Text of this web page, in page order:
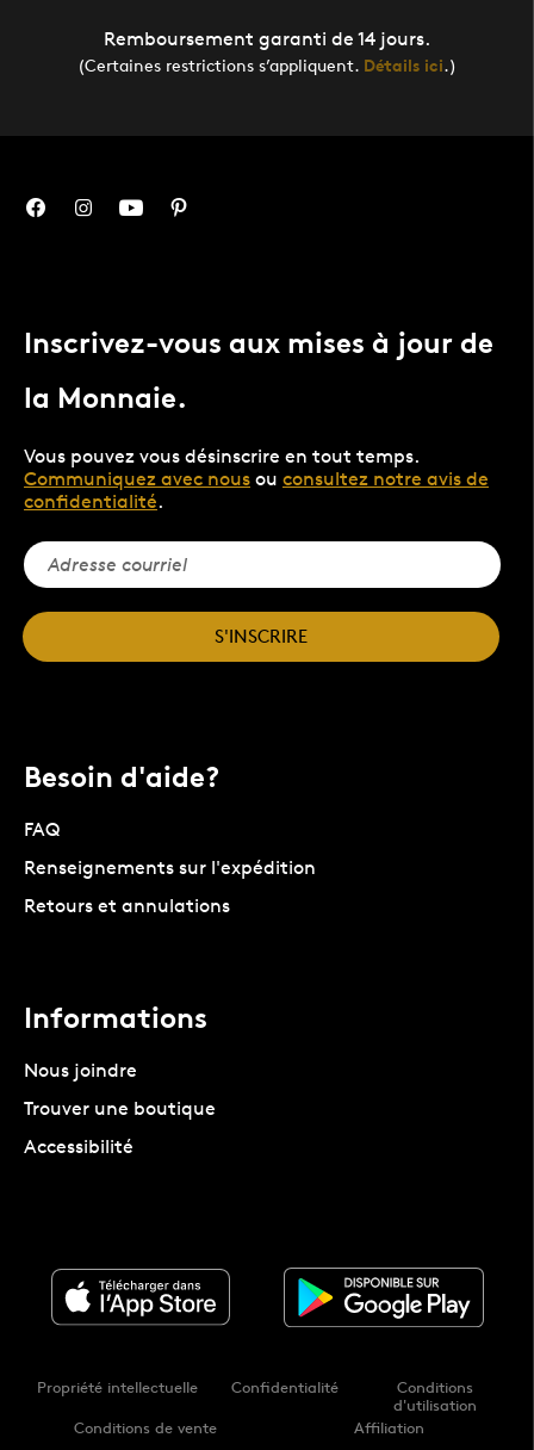
Remboursement garanti de 14 jours.
(Certaines restrictions s’appliquent. Détails ici.)
Inscrivez-vous aux mises à jour de
la Monnaie.
Vous pouvez vous désinscrire en tout temps.
Communiquez avec nous ou consultez notre avis de
confidentialité.
S'INSCRIRE
Besoin d'aide?
FAQ
Renseignements sur l'expédition
Retours et annulations
Informations
Nous joindre
Trouver une boutique
Accessibilité
Propriété intellectuelle Confidentialité
Conditions
d'utilisation
Conditions de vente
Affiliation